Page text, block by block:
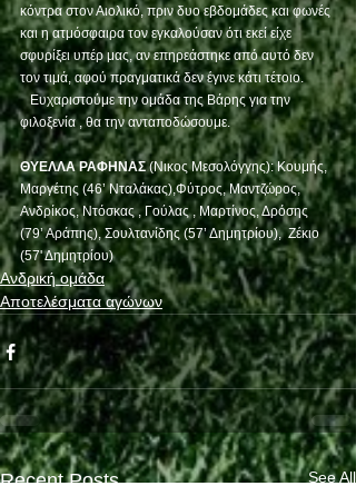
κόντρα στον Αιολικό, πριν δυο εβδομάδες και φωνές
και η ατμόσφαιρα τον εγκαλούσαν ότι εκεί είχε
σφυρίξει υπέρ μας, αν επηρεάστηκε από αυτό δεν
τον τιμά, αφού πραγματικά δεν έγινε κάτι τέτοιο.
   Ευχαριστούμε την ομάδα της Βάρης για την
φιλοξενία , θα την ανταποδώσουμε.
ΘΥΕΛΛΑ ΡΑΦΗΝΑΣ (Νικος Μεσολόγγης): Κουμής,
Μαργέτης (46’ Νταλάκας),Φύτρος, Μαντζώρος,
Ανδρίκος, Ντόσκας , Γούλας , Μαρτίνος, Δρόσης
(79’ Αράπης), Σουλτανίδης (57’ Δημητρίου),  Ζέκιο
(57' Δημητρίου)
Ανδρική ομάδα
Αποτελέσματα αγώνων
Recent Posts See All